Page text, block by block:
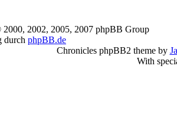
2002, 2005, 2007 phpBB Group
durch phpBB.de
Chronicles phpBB2 theme by
With